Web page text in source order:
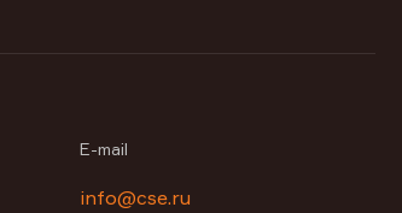
E-mail
info@cse.ru